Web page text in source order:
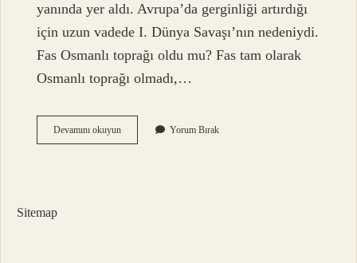
yanında yer aldı. Avrupa’da gerginliği artırdığı
için uzun vadede I. Dünya Savaşı’nın nedeniydi.
Fas Osmanlı toprağı oldu mu? Fas tam olarak
Osmanlı toprağı olmadı,…
Devamını okuyunFas
Olayı
Yorum Bırak
Sitemap